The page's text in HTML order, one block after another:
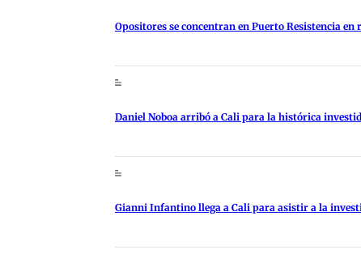
Opositores se concentran en Puerto Resistencia
Daniel Noboa arribó a Cali para la histórica
Gianni Infantino llega a Cali para asistir a la